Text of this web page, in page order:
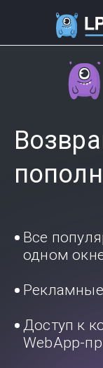
Все
одном
Доступ к
WebApp-